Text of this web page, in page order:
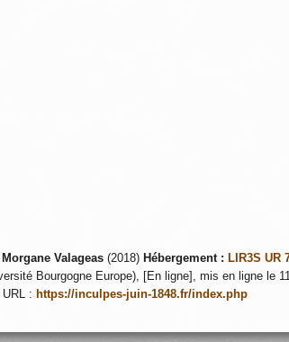
Morgane Valageas(2018) Hébergement : LIR3S UR
Bourgogne Europe), [En ligne], mis en ligne le
: https://inculpes-juin-1848.fr/index.php